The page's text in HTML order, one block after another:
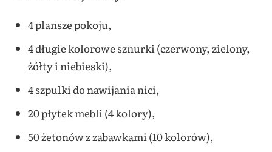
4 plansze pokoju,
4 długie kolorowe sznurki (czerwony, zielony,
żółty i niebieski),
4 szpulki do nawijania nici,
20 płytek mebli (4 kolory),
50 żetonów z zabawkami (10 kolorów),